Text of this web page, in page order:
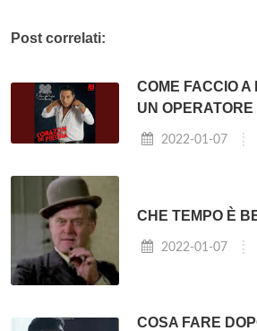
Post correlati:
COME FACCIO A
UN
2022-01-07
CHE TEMPO È
2022-01-07
COSA FARE